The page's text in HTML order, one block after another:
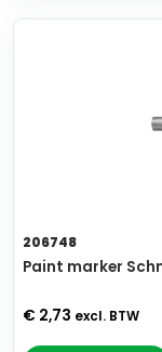
206748
Paint marker
€ 2,73 excl. BTW